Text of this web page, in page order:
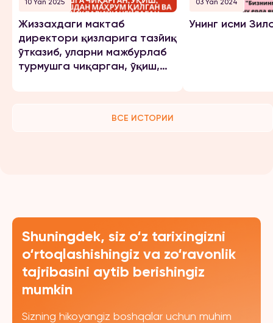
10 Yan 2025
Жиззахдаги мактаб
директори қизларига тазйиқ
ўтказиб, уларни мажбурлаб
турмушга чиқарган, ўқиш,
03 Yan 2024
Унинг исми
ВСЕ ИСТОРИИ
Shuningdek, siz o‘z tarixingizni
o‘rtoqlashishingiz va zo‘ravonlik
tajribasini aytib berishingiz
mumkin
Sizning hikoyangiz boshqalar uchun muhim